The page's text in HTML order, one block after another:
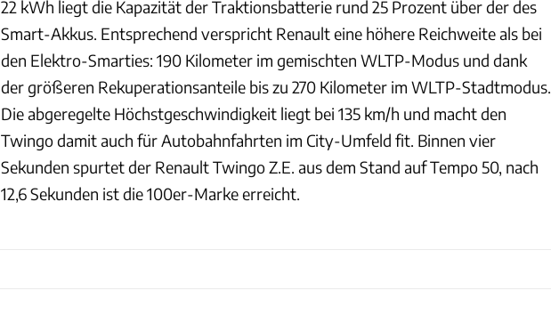
22 kWh liegt die Kapazität der Traktionsbatterie rund 25 Prozent über der des
Smart-Akkus. Entsprechend verspricht Renault eine höhere Reichweite als bei
den Elektro-Smarties: 190 Kilometer im gemischten WLTP-Modus und dank
der größeren Rekuperationsanteile bis zu 270 Kilometer im WLTP-Stadtmodus.
Die abgeregelte Höchstgeschwindigkeit liegt bei 135 km/h und macht den
Twingo damit auch für Autobahnfahrten im City-Umfeld fit. Binnen vier
Sekunden spurtet der Renault Twingo Z.E. aus dem Stand auf Tempo 50, nach
12,6 Sekunden ist die 100er-Marke erreicht.